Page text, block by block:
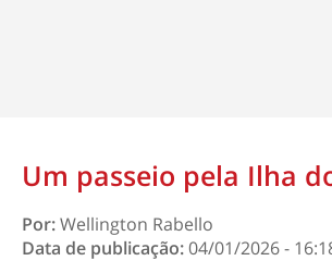
Um passeio pela Ilha
Por:Wellington Rabello
Data de publicação:04/01/2026 -